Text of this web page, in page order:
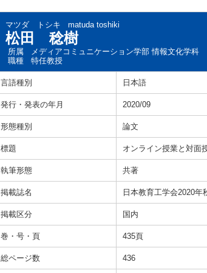
マツダ トシキ matuda toshiki
松田 稔樹
所属
メディアコミュニケーション学部 情報文化学科
職種
特任教授
言語種別 日本語
発行・発表の年月 2020/09
形態種別 論文
標題 オンライン授業と対面
執筆形態 共著
掲載誌名 日本教育工学会2020
掲載区分 国内
巻・号・頁 435頁
総ページ数 436